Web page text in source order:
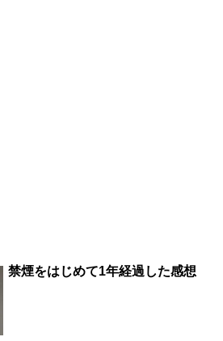
禁煙をはじめて1年経過した感想